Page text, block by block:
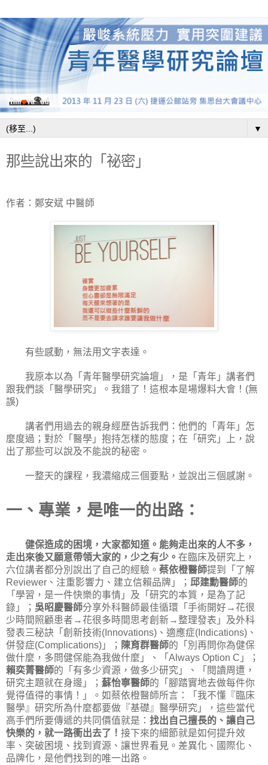
▼
那些說出來的「祕密」
作者：鄭安斌 中醫師
有些感動，無法用文字表達。
我原本以為「青年醫學研究論壇」，是「青年」講者們
跟我們談「醫學研究」。我錯了！這根本是場爆料大會！ (無
誤)
講者們用過去的親身經歷告訴我們：他們的「青年」怎
麼度過；對於「醫學」抱持怎樣的態度；在「研究」上，說
出了那些可以說及不能說的秘密。
一整天的課程，我濃縮成三個要點，並說出三個感謝。
一、專業，是唯一的出路：
健保造成的困境，大家都知道。能夠走出來的人不多，
走出來後又願意帶領大家的，少之有少。 在臨床及研究上，
六位講者都分別說出了自己的經驗。 蔡依橙醫師提到「了解
Reviewer 、注重影響力、建立信賴品牌」； 邱建勳醫師的
「學習，是一件快樂的事情」及「研究的本質，是為了記
錄」； 吳昭慶醫師分享外科醫師最佳循環「手術開好→花很
少時間照顧患者 →花很多時間思考創新→ 整理發表」及外科
發表三秘訣「創新技術(Innovations) 、適應症(Indications) 、
併發症(Complications) 」； 陳育群醫師的「別再問你為健保
做什麼，多問健保能為我做什麼」、「Always Option C 」；
賴奕菁醫師的「有多少資源，做多少研究」、「閱讀周遭，
研究主題就在身邊」； 蘇怡寧醫師的「腳踏實地去做每件你
覺得值得的事情！」。如蔡依橙醫師所言：「我不懂『臨床
醫學』研究所為什麼都要做『基礎』醫學研究」，這些當代
高手們所要傳遞的共同價值就是： 找出自己擅長的、讓自己
快樂的，就一路衝出去了！ 接下來的細節就是如何提升效
率、突破困境、找到資源、讓世界看見。差異化、國際化、
品牌化，是他們找到的唯一出路。